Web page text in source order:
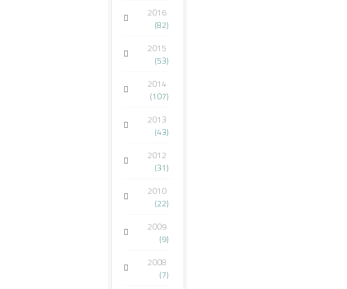
2016
(82)
2015
(53)
2014
(107)
2013
(43)
2012
(31)
2010
(22)
2009
(9)
2008
(7)